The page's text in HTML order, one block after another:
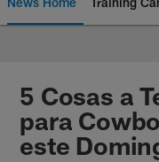
5 Cosas a
para
este